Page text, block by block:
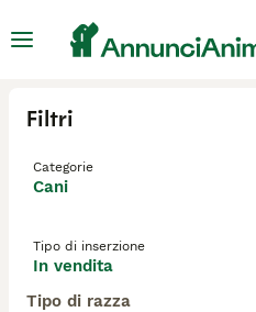
Filtri
Categorie
Cani
Tipo di inserzione
In vendita
Tipo di razza